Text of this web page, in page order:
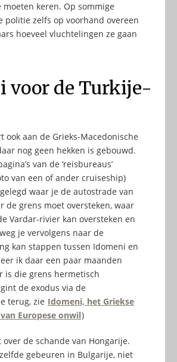
keren. Op sommige
politie zelfs op voorhand overeen
hoeveel vluchtelingen ze gaan
voor de Turkije-
ook aan de Grieks-Macedonische
nog geen hekken is gebouwd.
van de ‘reisbureaus’
van een of ander cruiseship)
waar je de autostrade van
de grens moet oversteken, waar
Vardar-rivier kan oversteken en
je vervolgens naar de
kan stappen tussen Idomeni en
ik daar een paar maanden
is die grens hermetisch
de exodus via de
terug, zie Idomeni, het Griekse
Europese onwil)
de schande van Hongarije.
gebeuren in Bulgarije, niet